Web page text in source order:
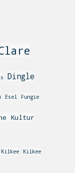
Dingle
Esel Fungie
Kultur
Kilkee Kilkee